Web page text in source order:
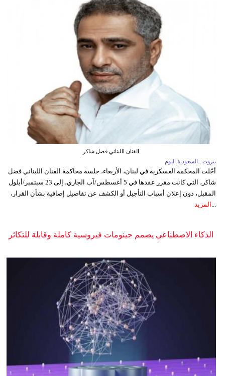
الفنان اللبناني فضل شاكر
بيروت ـ السعودية اليوم
أجّلت المحكمة العسكرية في لبنان، الأربعاء، جلسة محاكمة الفنان اللبناني فضل
شاكر، التي كانت مقرر عقدها في 5 أغسطس/آب الجاري، إلى 23 سبتمبر/أيلول
المقبل، دون إعلان أسباب التأجيل أو الكشف عن تفاصيل إضافية بشأن القرار،
المزيد
الذكاء الاصطناعي يصمم جينومات فيروسية كاملة وقابلة للتكاثر